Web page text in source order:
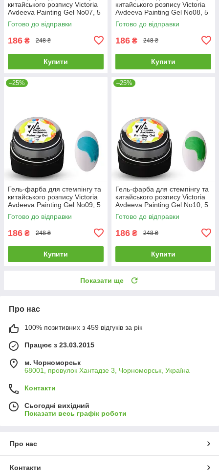
китайського розпису Victoria
Avdeeva Painting Gel No07, 5
мл (коричневий)
Готово до відправки
186 ₴ 248 ₴
Купити
китайського розпису Victoria
Avdeeva Painting Gel No08, 5
мл (жовтий)
Готово до відправки
186 ₴ 248 ₴
Купити
–25%
Гель-фарба для стемпінгу та
китайського розпису Victoria
Avdeeva Painting Gel No09, 5
мл (бірюзовий)
Готово до відправки
186 ₴ 248 ₴
Купити
–25%
Гель-фарба для стемпінгу та
китайського розпису Victoria
Avdeeva Painting Gel No10, 5
мл (салатовий)
Готово до відправки
186 ₴ 248 ₴
Купити
Показати ще
Про нас
100% позитивних з 459 відгуків за рік
Працює з 23.03.2015
м. Чорноморськ
68001, провулок Хантадзе 3, Чорноморськ, Україна
Контакти
Сьогодні вихідний
Показати весь графік роботи
Про нас
Контакти